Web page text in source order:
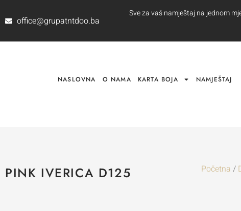
office@grupatntdoo.ba
Sve za vaš namještaj na jednom
NASLOVNA O NAMA KARTA BOJA NAMJEŠTAJ
PINK IVERICA D125 Početna /